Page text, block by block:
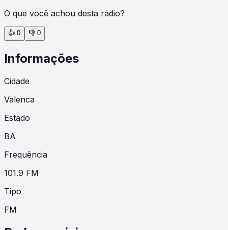
O que você achou desta rádio?
👍 0 👎 0
Informações
Cidade
Valenca
Estado
BA
Frequência
101.9 FM
Tipo
FM